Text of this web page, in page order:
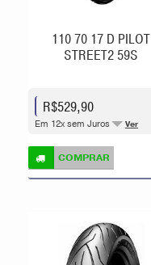
110 70 17 D PILOT
STREET2 59S
R$529,90
Em 12x sem Juros Ver
COMPRAR